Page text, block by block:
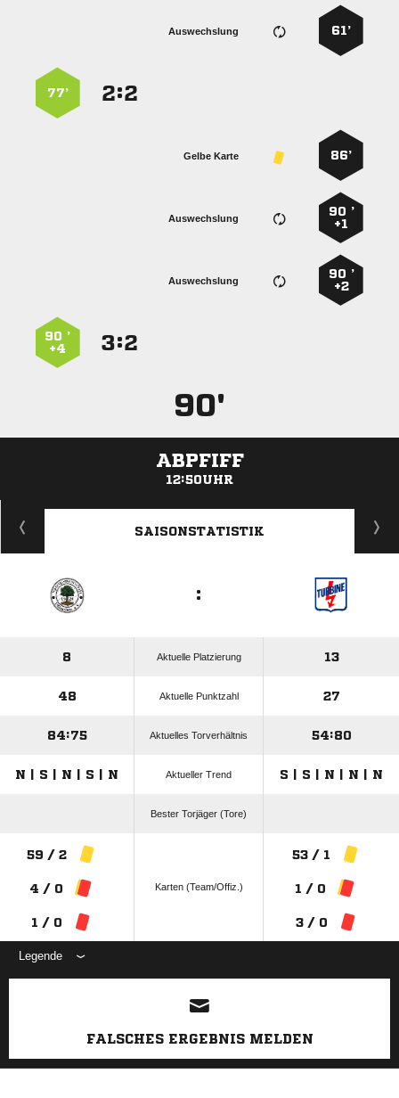
61’
Auswechslung
:
77’
86’
Gelbe Karte
90 ’
+1
Auswechslung
90 ’
+2
Auswechslung
:
90 ’
+4
90'
ABPFIFF
12:50UHR
ANZEIGE
SAISONSTATISTIK
:
8 Aktuelle Platzierung 13
48 Aktuelle Punktzahl 27
84:75 Aktuelles Torverhältnis 54:80
N | S | N | S | N Aktueller Trend S | S | N | N | N
Bester Torjäger (Tore)
59 / 2
4 / 0
1 / 0
Karten (Team/Offiz.)
53 / 1
1 / 0
3 / 0
Legende
ANZEIGE
FALSCHES ERGEBNIS MELDEN